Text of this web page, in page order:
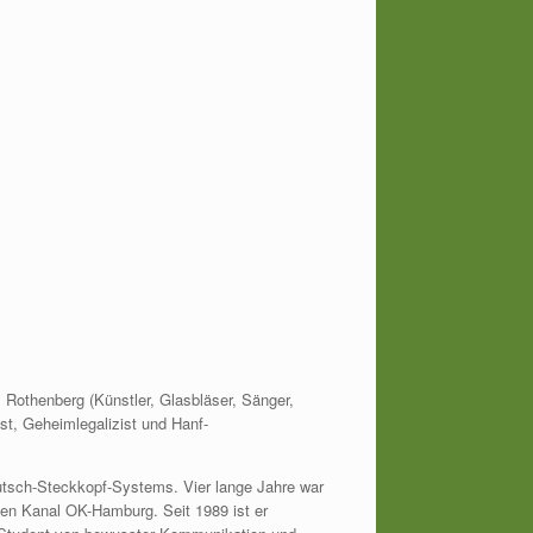
(Künstler, Glasbläser, Sänger,
Geheimlegalizist und Hanf-
Steckkopf-Systems. Vier lange Jahre war
Kanal OK-Hamburg. Seit 1989 ist er